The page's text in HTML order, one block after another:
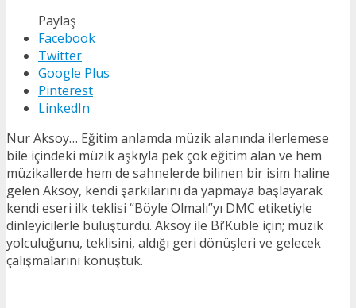
Paylaş
Facebook
Twitter
Google Plus
Pinterest
LinkedIn
Nur Aksoy… Eğitim anlamda müzik alanında ilerlemese
bile içindeki müzik aşkıyla pek çok eğitim alan ve hem
müzikallerde hem de sahnelerde bilinen bir isim haline
gelen Aksoy, kendi şarkılarını da yapmaya başlayarak
kendi eseri ilk teklisi “Böyle Olmalı”yı DMC etiketiyle
dinleyicilerle buluşturdu. Aksoy ile Bi’Kuble için; müzik
yolculuğunu, teklisini, aldığı geri dönüşleri ve gelecek
çalışmalarını konuştuk.